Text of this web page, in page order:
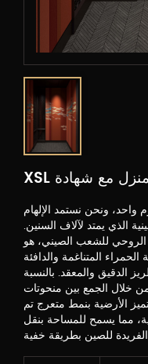
واحد، ونحن نستمد الإلهام
الذي يمتد لآلاف السنين.
الروحي للشعب الصيني، هو
المتناغمة والدافئة
الدقيق والمعقد. بالنسبة
خلال الجمع بين منحوتات
الأرضية بنمط متعرج تم
مما يسمح للمساحة بنقل